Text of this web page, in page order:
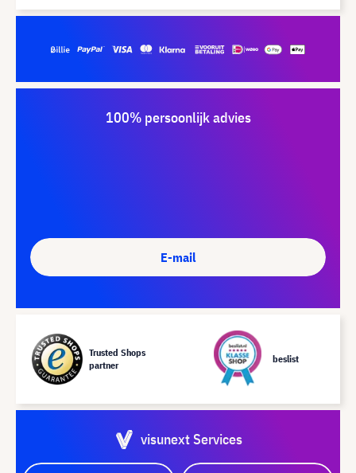
100% persoonlijk advies
E-mail
Trusted Shops
partner
beslist
visunext Services